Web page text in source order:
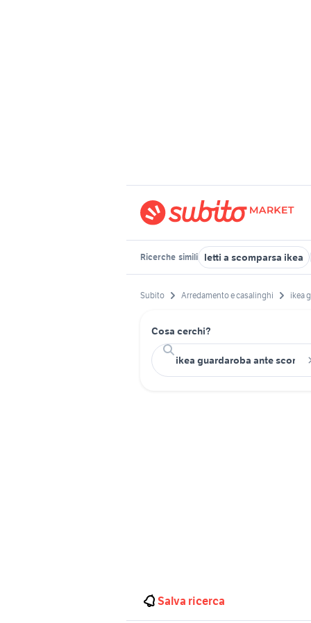
Ricerche simili letti a scomparsa ikea
Subito Arredamento e casalinghi ikea
Cosa cerchi?
Salva ricerca